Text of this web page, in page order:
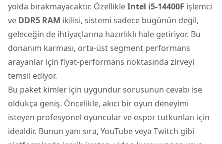
yolda bırakmayacaktır. ÖzellikleIntel i5-14400F işlemci
ve DDR5 RAM ikilisi, sistemi sadece bugünün değil,
geleceğin de ihtiyaçlarına hazırlıklı hale getiriyor. Bu
donanım karması, orta-üst segment performans
arayanlar için fiyat-performans noktasında zirveyi
temsil ediyor.
Bu paket kimler için uygundur sorusunun cevabı ise
oldukça geniş. Öncelikle, akıcı bir oyun deneyimi
isteyen profesyonel oyuncular ve espor tutkunları için
idealdir. Bunun yanı sıra, YouTube veya Twitch gibi